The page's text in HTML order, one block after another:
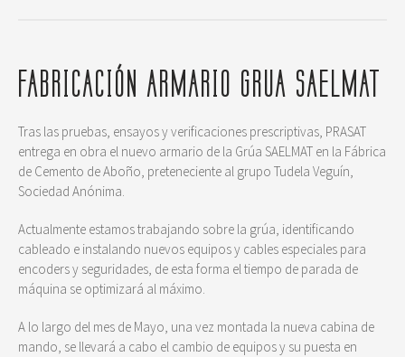
FABRICACIÓN ARMARIO GRUA SAELMAT
Tras las pruebas, ensayos y verificaciones prescriptivas, PRASAT
entrega en obra el nuevo armario de la Grúa SAELMAT en la Fábrica
de Cemento de Aboño, preteneciente al grupo Tudela Veguín,
Sociedad Anónima.
Actualmente estamos trabajando sobre la grúa, identificando
cableado e instalando nuevos equipos y cables especiales para
encoders y seguridades, de esta forma el tiempo de parada de
máquina se optimizará al máximo.
A lo largo del mes de Mayo, una vez montada la nueva cabina de
mando, se llevará a cabo el cambio de equipos y su puesta en